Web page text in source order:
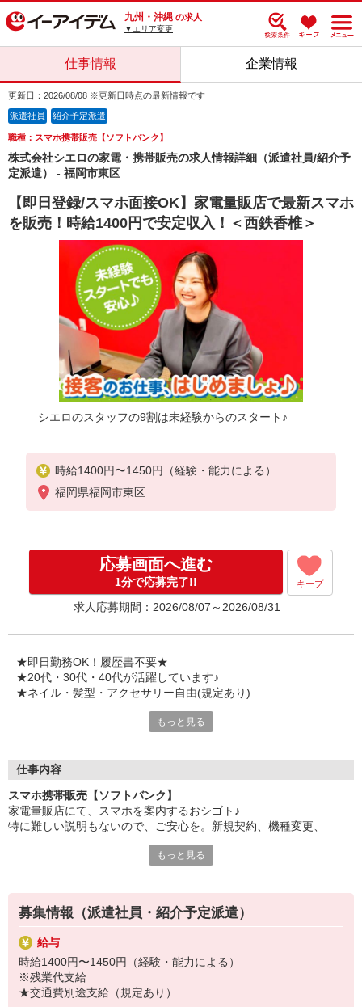
九州・沖縄 の求人
▼エリア変更
仕事情報 企業情報
更新日：2026/08/08 ※更新日時点の最新情報です
派遣社員 紹介予定派遣
職種：スマホ携帯販売【ソフトバンク】
株式会社シエロの家電・携帯販売の求人情報詳細（派遣社員/紹介予
定派遣） - 福岡市東区
【即日登録/スマホ面接OK】家電量販店で最新スマホ
を販売！時給1400円で安定収入！＜西鉄香椎＞
シエロのスタッフの9割は未経験からのスタート♪
時給1400円〜1450円（経験・能力による）
※残業代支給
★交通費別途支給（規定あり）
入社祝い金10万円支給(規定有)
お友達を紹介頂くと,
インセンティブ支給(規定有)
゜・。○。・゜+゜・。○。・゜+゜
福岡県福岡市東区
応募画面へ進む
1分で応募完了!! キープ
求人応募期間：2026/08/07～2026/08/31
★即日勤務OK！履歴書不要★
★20代・30代・40代が活躍しています♪
★ネイル・髪型・アクセサリー自由(規定あり)
各キャリアの新機種が特別価格で購入OK！！
特別割引価格でご利用可能☆☆
お得に過ごしたいあなたの味方です♪
【選べるお仕事いろいろ】
事務、経理、データ入力、コールセンター、受付
▼工場・製造・軽作業系
機械/食品製造・梱包・仕分け・加工・組立・検査
▼美容系
眉毛サロンのアイブロウ・ネイリスト・エステ
▼営業・販売
法人営業・アパレル販売・個別指導塾・人材紹介
▼人気案件も多数♪
もっと見る
仕事内容
スマホ携帯販売【ソフトバンク】
家電量販店にて、スマホを案内するおシゴト♪
特に難しい説明もないので、ご安心を。新規契約、機種変更、
満足度◎
■携帯やインターネット販売業務
docomo(ドコモ)/au(エーユー)・KDDI/softbank(ソフトバンク)など
の大手キャリアから
ワイモバイル(Y!mobille)、楽天モバイル、UQなど格安スマホまで幅
広く紹介可能♪
もっと見る
募集情報（派遣社員・紹介予定派遣）
給与
時給1400円〜1450円（経験・能力による）
※残業代支給
★交通費別途支給（規定あり）